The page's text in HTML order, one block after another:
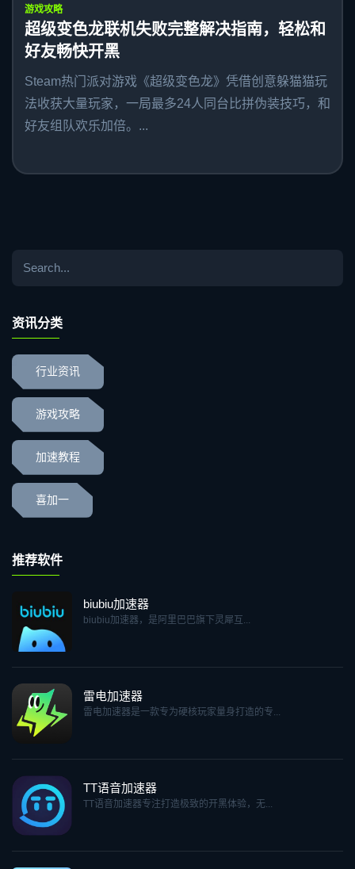
游戏攻略
超级变色龙联机失败完整解决指南，轻松和
好友畅快开黑
Steam热门派对游戏《超级变色龙》凭借创意躲猫猫玩
法收获大量玩家，一局最多24人同台比拼伪装技巧，和
好友组队欢乐加倍。...
资讯分类
行业资讯
游戏攻略
加速教程
喜加一
推荐软件
biubiu加速器
biubiu加速器，是阿里巴巴旗下灵犀互...
雷电加速器
雷电加速器是一款专为硬核玩家量身打造的专...
TT语音加速器
TT语音加速器专注打造极致的开黑体验，无...